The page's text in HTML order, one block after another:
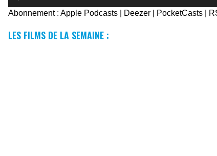
Abonnement :Apple Podcasts Deezer PocketCasts
LES FILMS DE LA SEMAINE :